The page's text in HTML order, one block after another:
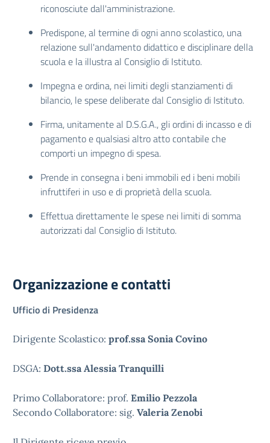
riconosciute dall'amministrazione.
Predispone, al termine di ogni anno scolastico, una
relazione sull'andamento didattico e disciplinare della
scuola e la illustra al Consiglio di Istituto.
Impegna e ordina, nei limiti degli stanziamenti di
bilancio, le spese deliberate dal Consiglio di Istituto.
Firma, unitamente al D.S.G.A., gli ordini di incasso e di
pagamento e qualsiasi altro atto contabile che
comporti un impegno di spesa.
Prende in consegna i beni immobili ed i beni mobili
infruttiferi in uso e di proprietà della scuola.
Effettua direttamente le spese nei limiti di somma
autorizzati dal Consiglio di Istituto.
Organizzazione e contatti
Ufficio di Presidenza
Dirigente Scolastico: prof.ssa Sonia Covino
DSGA: Dott.ssa Alessia Tranquilli
Primo Collaboratore: prof. Emilio Pezzola
Secondo Collaboratore: sig. Valeria Zenobi